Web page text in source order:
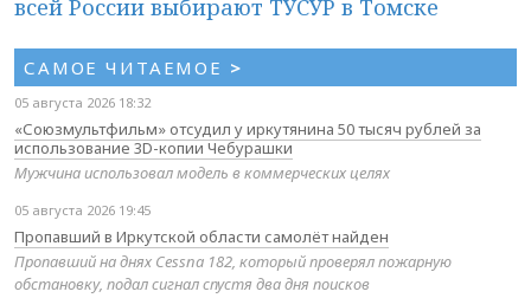
всей России выбирают ТУСУР в Томске
САМОЕ ЧИТАЕМОЕ >
05 августа 2026 18:32
«Союзмультфильм» отсудил у иркутянина 50 тысяч рублей за
использование 3D-копии Чебурашки
Мужчина использовал модель в коммерческих целях
05 августа 2026 19:45
Пропавший в Иркутской области самолёт найден
Пропавший на днях Cessna 182, который проверял пожарную
обстановку, подал сигнал спустя два дня поисков